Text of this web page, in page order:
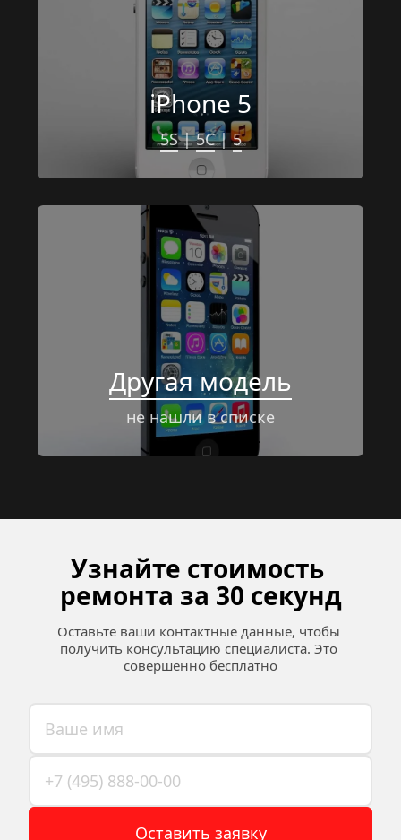
iPhone 5
5S | 5C | 5
Другая модель
не нашли в списке
Узнайте стоимость
ремонта за 30 секунд
Оставьте ваши контактные данные, чтобы
получить консультацию специалиста. Это
совершенно бесплатно
Оставить заявку